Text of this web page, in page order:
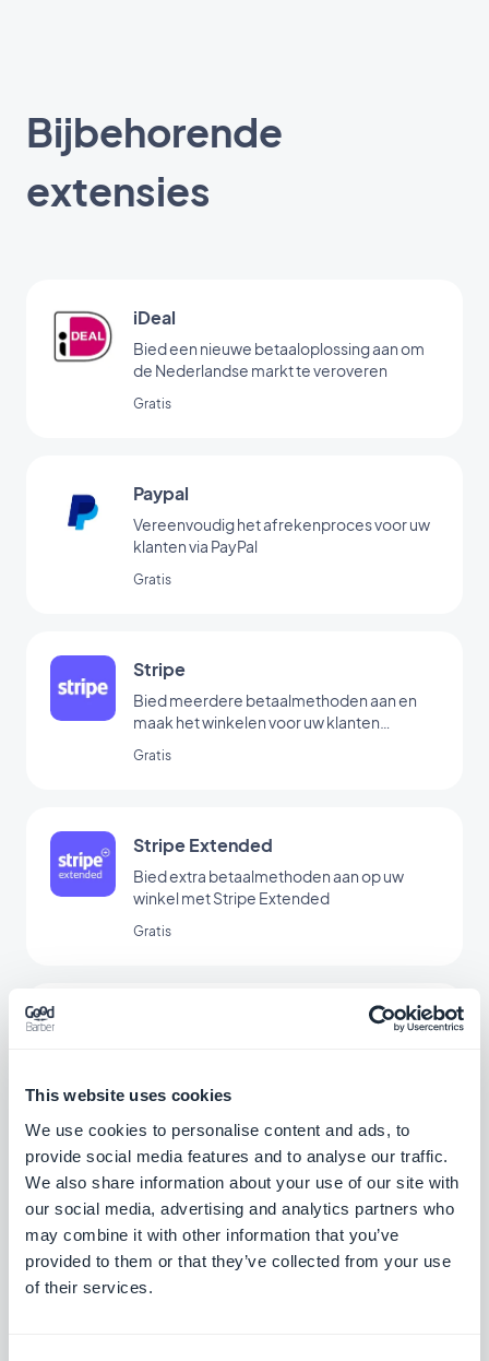
This website uses cookies
We use cookies to personalise content and ads, to
provide social media features and to analyse our traffic.
We also share information about your use of our site with
our social media, advertising and analytics partners who
may combine it with other information that you’ve
provided to them or that they’ve collected from your use
of their services.
Bijbehorende
extensies
iDeal
Bied een nieuwe betaaloplossing aan om
de Nederlandse markt te veroveren
Gratis
Paypal
Vereenvoudig het afrekenproces voor uw
klanten via PayPal
Gratis
Stripe
Bied meerdere betaalmethoden aan en
maak het winkelen voor uw klanten
Gratis
Stripe Extended
Bied extra betaalmethoden aan op uw
winkel met Stripe Extended
Gratis
Bancontact
Bied een nieuwe betaaloplossing aan die
Gratis